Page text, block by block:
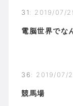
31 : 2019/07/
電脳世界でな
36 : 2019/07/
競馬場